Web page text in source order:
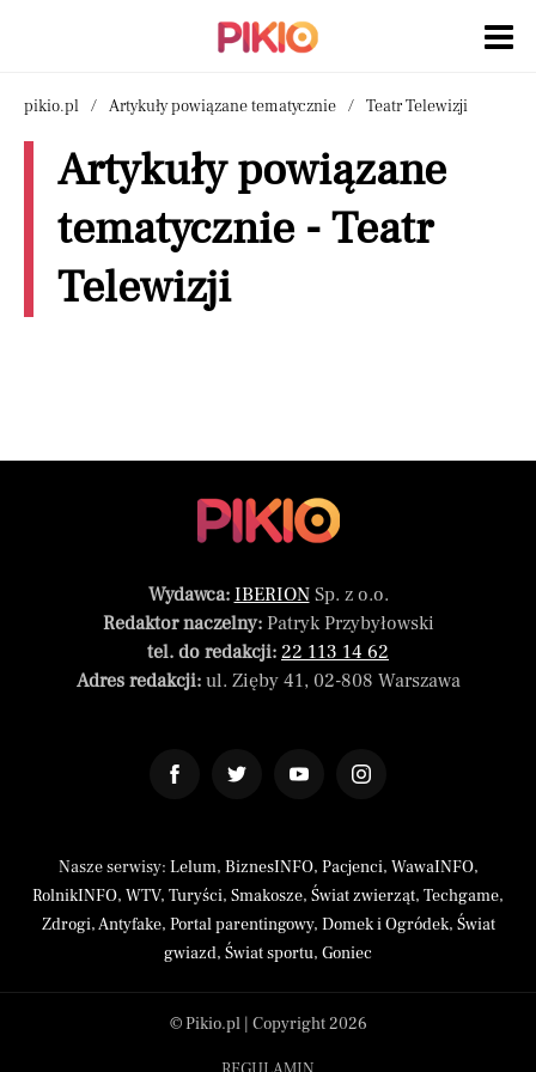
pikio.pl Artykuły powiązane tematycznie Teatr Telewizji
Artykuły powiązane
tematycznie - Teatr
Telewizji
Wydawca: IBERIONSp. z o.o.
Redaktor naczelny:Patryk Przybyłowski
tel. do redakcji: 22 113 14 62
Adres redakcji:ul. Zięby 41, 02-808 Warszawa
Nasze serwisy: Lelum, BiznesINFO, Pacjenci, WawaINFO,
RolnikINFO, WTV, Turyści, Smakosze, Świat zwierząt, Techgame,
Zdrogi,Antyfake, Portal parentingowy, Domek i Ogródek, Świat
gwiazd, Świat sportu, Goniec
© Pikio.pl | Copyright 2026